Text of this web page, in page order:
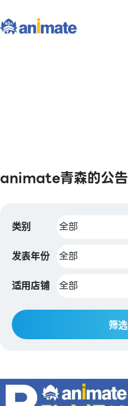
animate青森的公告
类别
发表年份
适用店铺
筛选